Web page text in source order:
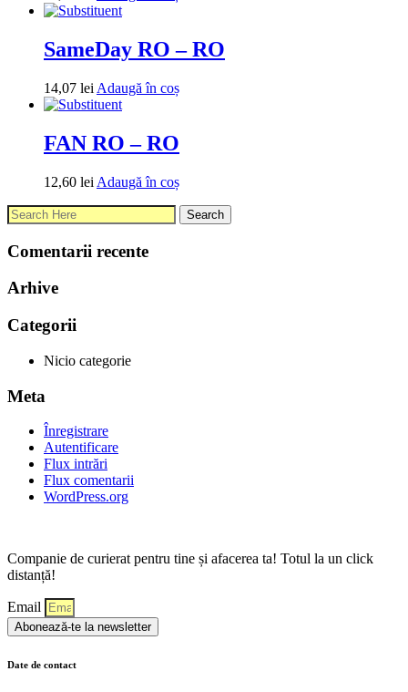
SameDay RO – RO
14,07 lei Adaugă în coș
FAN RO – RO
12,60 lei Adaugă în coș
Comentarii recente
Arhive
Categorii
Nicio categorie
Meta
Înregistrare
Autentificare
Flux intrări
Flux comentarii
WordPress.org
Companie de curierat pentru tine și afacerea ta! Totul la un click
distanță!
Email
Abonează-te la newsletter
Date de contact